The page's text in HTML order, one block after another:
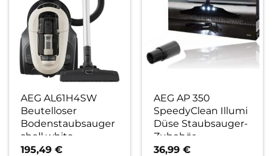
AEG AL61H4SW
Beutelloser
Bodenstaubsauger
shell white
195,49€
AEG AP 350
SpeedyClean Illumi
Düse Staubsauger-
Zubehör
36,99€